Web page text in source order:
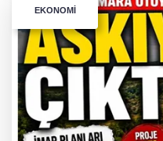
EKONOMI